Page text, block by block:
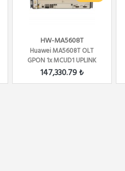
HW-MA5608T
Huawei MA5608T OLT
GPON 1x MCUD1 UPLINK
10G, MPWA (DC+DC)
147,330.79 ₺